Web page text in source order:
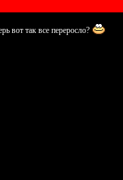
вот так все переросло?